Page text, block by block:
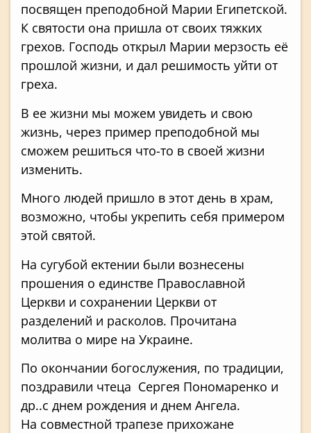
посвящен преподобной Марии Египетской.
К святости она пришла от своих тяжких
грехов. Господь открыл Марии мерзость её
прошлой жизни, и дал решимость уйти от
греха.
В ее жизни мы можем увидеть и свою
жизнь, через пример преподобной мы
сможем решиться что-то в своей жизни
изменить.
Много людей пришло в этот день в храм,
возможно, чтобы укрепить себя примером
этой святой.
На сугубой ектении были вознесены
прошения о единстве Православной
Церкви и сохранении Церкви от
разделений и расколов. Прочитана
молитва о мире на Украине.
По окончании богослужения, по традиции,
поздравили чтеца Сергея Пономаренко и
др..с днем рождения и днем Ангела.
На совместной трапезе прихожане